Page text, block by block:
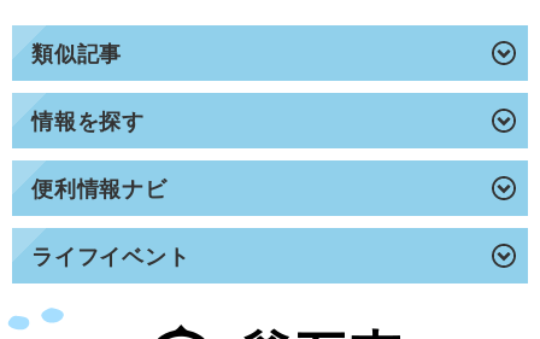
類似記事
情報を探す
便利情報ナビ
ライフイベント